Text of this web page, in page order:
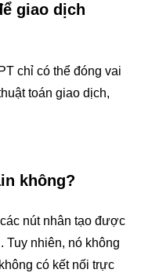
giao dịch
chỉ có thể đóng vai
toán giao dịch,
không?
nút nhân tạo được
nhiên, nó không
có kết nối trực